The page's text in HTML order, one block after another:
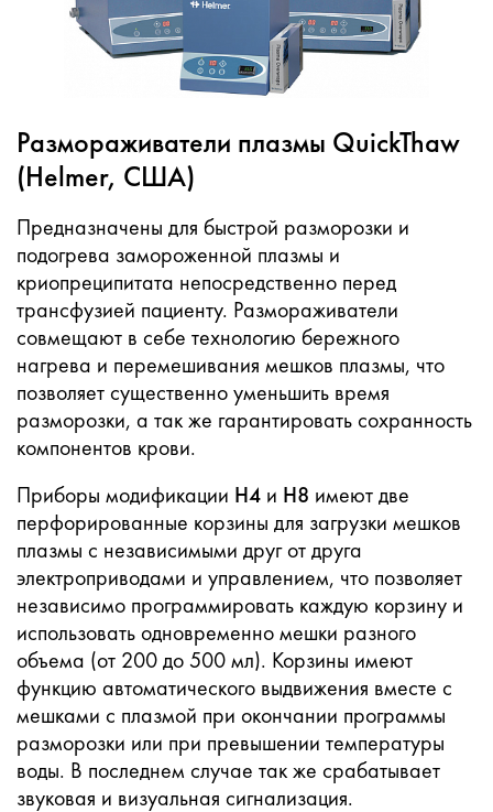
Размораживатели плазмы QuickThaw
(Helmer, США)
Предназначены для быстрой разморозки и
подогрева замороженной плазмы и
криопреципитата непосредственно перед
трансфузией пациенту. Размораживатели
совмещают в себе технологию бережного
нагрева и перемешивания мешков плазмы, что
позволяет существенно уменьшить время
разморозки, а так же гарантировать сохранность
компонентов крови.
Приборы модификации H4 и Н8 имеют две
перфорированные корзины для загрузки мешков
плазмы с независимыми друг от друга
электроприводами и управлением, что позволяет
независимо программировать каждую корзину и
использовать одновременно мешки разного
объема (от 200 до 500 мл). Корзины имеют
функцию автоматического выдвижения вместе с
мешками с плазмой при окончании программы
разморозки или при превышении температуры
воды. В последнем случае так же срабатывает
звуковая и визуальная сигнализация.